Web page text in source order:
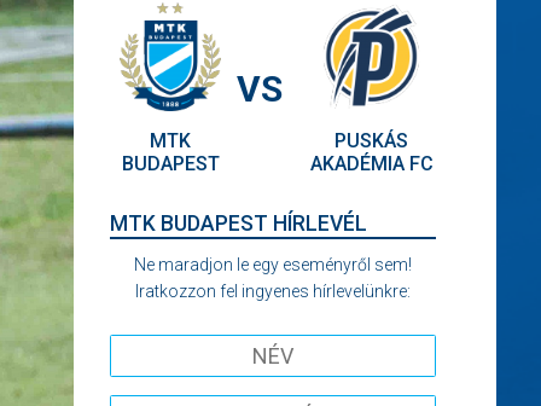
MTK
BUDAPEST
VS
PUSKÁS
AKADÉMIA FC
MTK BUDAPEST HÍRLEVÉL
Ne maradjon le egy eseményről sem!
Iratkozzon fel ingyenes hírlevelünkre: